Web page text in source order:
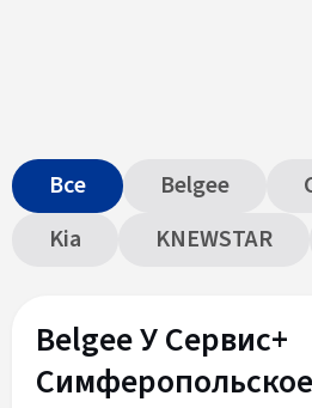
Все Belgee
Kia
KNEWSTAR
Belgee У Сервис+
Симферопольское